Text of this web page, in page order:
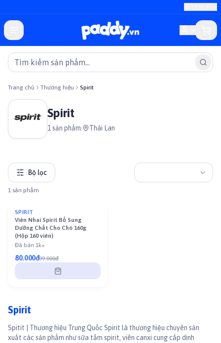
Trang chủ Thương hiệu Spirit
Spirit
1 sản phẩm· Thái Lan
Bộ lọc
1 sản phẩm
Đã Bán Hết
SPIRIT
Viên Nhai Spirit Bổ Sung
Dưỡng Chất Cho Chó 160g
(Hộp 160 viên)
Đã bán 1k+
80.000đ99.000đ
Spirit
Spitit | Thương hiệu Trung Quốc Spirit là thương hiệu chuyên sản
xuất các sản phẩm như sữa tắm spirit, viên canxi cung cấp dinh